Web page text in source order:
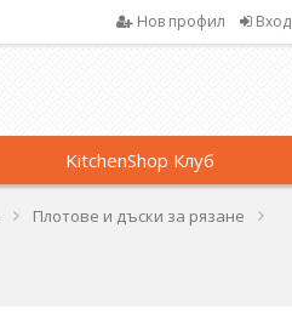
Нов профил Вход
KitchenShop Клуб
Плотове и дъски за рязане